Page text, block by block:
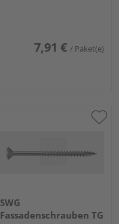
7,91 € / Paket(e)
SWG
Fassadenschrauben TG